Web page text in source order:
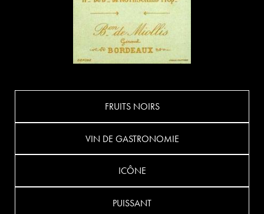
FRUITS NOIRS
VIN DE GASTRONOMIE
ICÔNE
PUISSANT